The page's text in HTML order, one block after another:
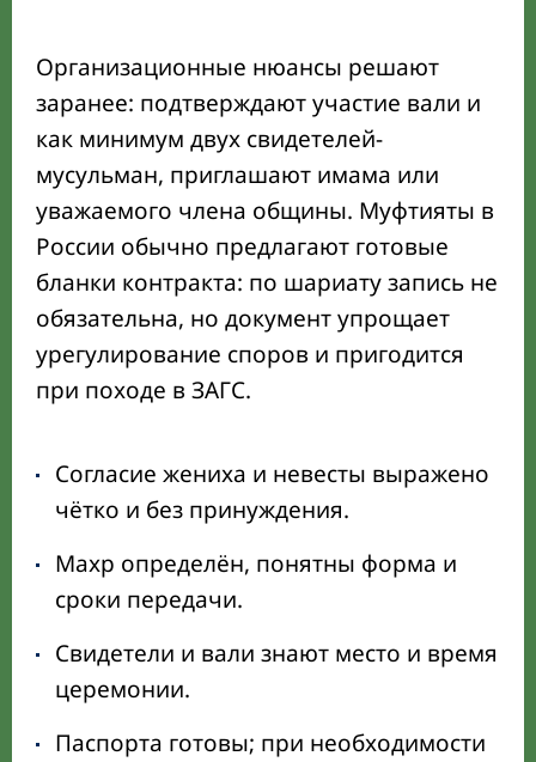
Организационные нюансы решают
заранее: подтверждают участие вали и
как минимум двух свидетелей-
мусульман, приглашают имама или
уважаемого члена общины. Муфтияты в
России обычно предлагают готовые
бланки контракта: по шариату запись не
обязательна, но документ упрощает
урегулирование споров и пригодится
при походе в ЗАГС.
Согласие жениха и невесты выражено
чётко и без принуждения.
Махр определён, понятны форма и
сроки передачи.
Свидетели и вали знают место и время
церемонии.
Паспорта готовы; при необходимости